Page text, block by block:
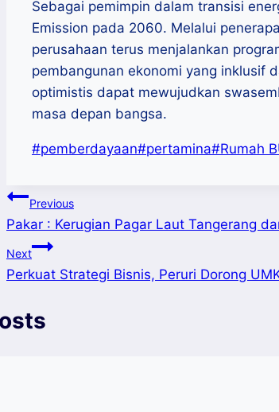
Sebagai pemimpin dalam transisi
Emission pada 2060. Melalui
perusahaan terus menjalankan
pembangunan ekonomi yang inklusif
optimistis dapat mewujudkan
masa depan bangsa.
Post
#pemberdayaan#pertamina#Rumah
Post
navigation
Previous
Pakar : Kerugian Pagar Laut Tangerang
Next
Perkuat Strategi Bisnis, Peruri Dorong